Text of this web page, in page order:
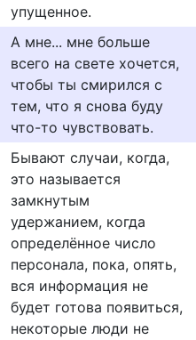
упущенное.
А мне... мне больше
всего на свете хочется,
чтобы ты смирился с
тем, что я снова буду
что-то чувствовать.
Бывают случаи, когда,
это называется
замкнутым
удержанием, когда
определённое число
персонала, пока, опять,
вся информация не
будет готова появиться,
некоторые люди не